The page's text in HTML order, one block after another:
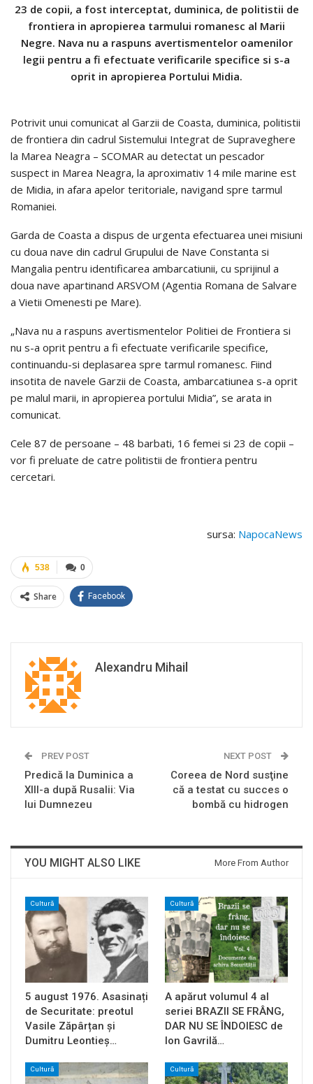
23 de copii, a fost interceptat, duminica, de politistii de
frontiera in apropierea tarmului romanesc al Marii
Negre. Nava nu a raspuns avertismentelor oamenilor
legii pentru a fi efectuate verificarile specifice si s-a
oprit in apropierea Portului Midia.
Potrivit unui comunicat al Garzii de Coasta, duminica, politistii
de frontiera din cadrul Sistemului Integrat de Supraveghere
la Marea Neagra – SCOMAR au detectat un pescador
suspect in Marea Neagra, la aproximativ 14 mile marine est
de Midia, in afara apelor teritoriale, navigand spre tarmul
Romaniei.
Garda de Coasta a dispus de urgenta efectuarea unei misiuni
cu doua nave din cadrul Grupului de Nave Constanta si
Mangalia pentru identificarea ambarcatiunii, cu sprijinul a
doua nave apartinand ARSVOM (Agentia Romana de Salvare
a Vietii Omenesti pe Mare).
„Nava nu a raspuns avertismentelor Politiei de Frontiera si
nu s-a oprit pentru a fi efectuate verificarile specifice,
continuandu-si deplasarea spre tarmul romanesc. Fiind
insotita de navele Garzii de Coasta, ambarcatiunea s-a oprit
pe malul marii, in apropierea portului Midia”, se arata in
comunicat.
Cele 87 de persoane – 48 barbati, 16 femei si 23 de copii –
vor fi preluate de catre politistii de frontiera pentru
cercetari.
sursa: NapocaNews
0
538
Share Facebook
Alexandru Mihail
PREV POST
Predică la Duminica a
XIII-a după Rusalii: Via
lui Dumnezeu
NEXT POST
Coreea de Nord susţine
că a testat cu succes o
bombă cu hidrogen
YOU MIGHT ALSO LIKE More From Author
Cultură
5 august 1976. Asasinați
de Securitate: preotul
Vasile Zăpârțan și
Dumitru Leontieș…
Cultură
A apărut volumul 4 al
seriei BRAZII SE FRÂNG,
DAR NU SE ÎNDOIESC de
Ion Gavrilă…
Cultură Cultură